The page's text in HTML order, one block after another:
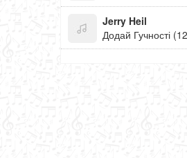
Jerry Heil
Додай Гучності